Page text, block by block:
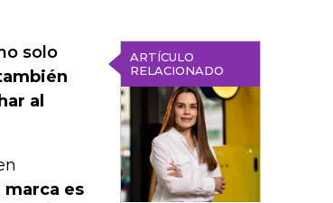
ARTÍCULO
RELACIONADO
solo
al
marca es